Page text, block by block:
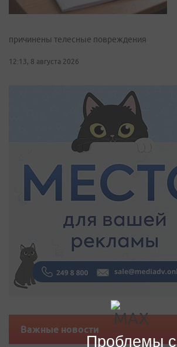
причинены телесные повреждения
12:13, 8 августа 2026
Важные новости
Проблемы с